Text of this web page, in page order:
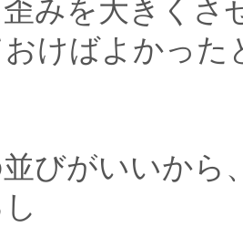
みを大きくさ
けばよかった
びがいいから